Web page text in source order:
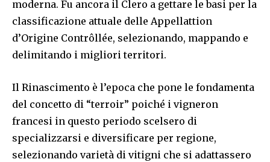
moderna. Fu ancora il Clero a gettare le basi per la
classificazione attuale delle Appellattion
d’Origine Contrôllée, selezionando, mappando e
delimitando i migliori territori.
Il Rinascimento è l’epoca che pone le fondamenta
del concetto di “terroir” poiché i vigneron
francesi in questo periodo scelsero di
specializzarsi e diversificare per regione,
selezionando varietà di vitigni che si adattassero